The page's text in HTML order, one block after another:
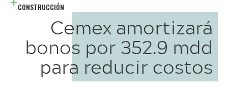
CONSTRUCCIÓN
Cemex amortizará
bonos por 352.9 mdd
para reducir costos